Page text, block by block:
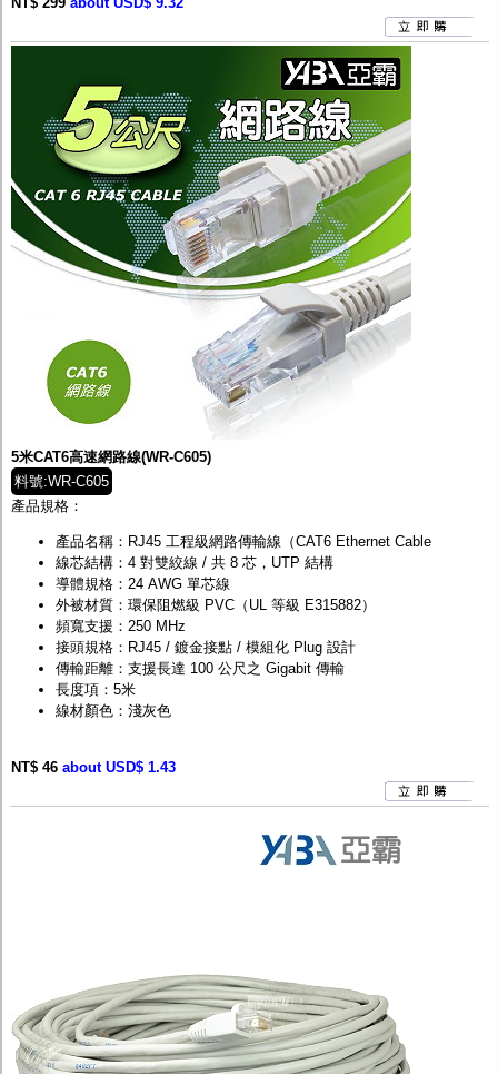
5米CAT6高速網路線(WR-C605)
料號:WR-C605
產品規格：
產品名稱：RJ45 工程級網路傳輸線（CAT6 Ethernet Cable
線芯結構：4 對雙絞線 / 共 8 芯，UTP 結構
導體規格：24 AWG 單芯線
外被材質：環保阻燃級 PVC（UL 等級 E315882）
頻寬支援：250 MHz
接頭規格：RJ45 / 鍍金接點 / 模組化 Plug 設計
傳輸距離：支援長達 100 公尺之 Gigabit 傳輸
長度項：5米
線材顏色：淺灰色
NT$ 46 about USD$ 1.43